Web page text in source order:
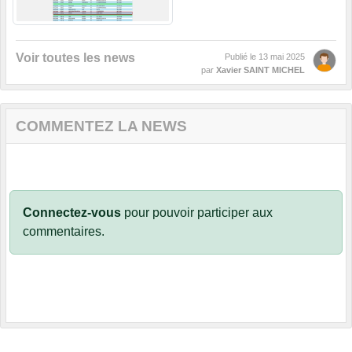
Voir toutes les news Publié le 13 mai 2025
par Xavier SAINT MICHEL
COMMENTEZ LA NEWS
Connectez-vous pour pouvoir participer aux
commentaires.